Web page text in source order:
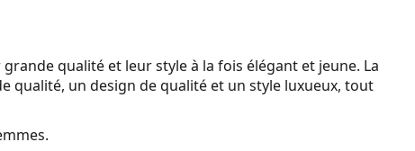
qualité et leur style à la fois élégant et jeune. La
qualité, un design de qualité et un style luxueux, tout